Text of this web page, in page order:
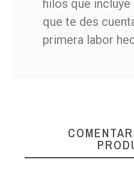
hilos que incluye
que te des
primera labor